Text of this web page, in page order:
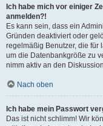
Ich habe mich vor einiger
anmelden?!
Es kann sein, dass ein
Gründen deaktiviert oder
regelmäßig Benutzer, die für
um die Datenbankgröße zu
nimm aktiv an den
Nach oben
Ich habe mein Passwort
Das ist nicht schlimm! Wir